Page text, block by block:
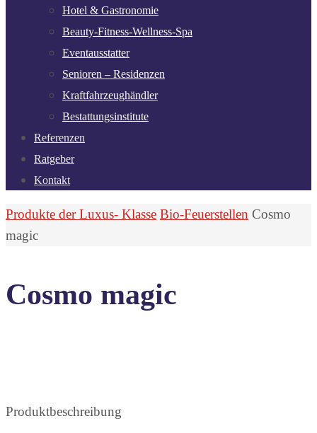
Hotel & Gastronomie
Beauty-Fitness-Wellness-Spa
Eventausstatter
Senioren – Residenzen
Kraftfahrzeughändler
Bestattungsinstitute
Referenzen
Ratgeber
Kontakt
Start
Produkte der Luxus- Klasse Bio-Feuerstellen Cosmo
magic
Cosmo magic
Produktbeschreibung